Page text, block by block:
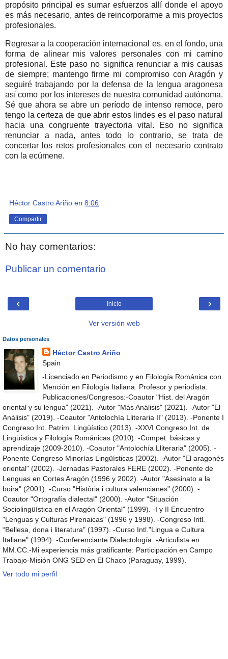
propósito principal es sumar esfuerzos allí donde el apoyo
es más necesario, antes de reincorporarme a mis proyectos
profesionales.
Regresar a la cooperación internacional es, en el fondo, una
forma de alinear mis valores personales con mi camino
profesional. Este paso no significa renunciar a mis causas
de siempre; mantengo firme mi compromiso con Aragón y
seguiré trabajando por la defensa de la lengua aragonesa
así como por los intereses de nuestra comunidad autónoma.
Sé que ahora se abre un período de intenso remoce, pero
tengo la certeza de que abrir estos lindes es el paso natural
hacia una congruente trayectoria vital. Eso no significa
renunciar a nada, antes todo lo contrario, se trata de
concertar los retos profesionales con el necesario contrato
con la ecúmene.
Héctor Castro Ariño en 8:06
Compartir
No hay comentarios:
Publicar un comentario
‹ ›
Inicio
Ver versión web
Datos personales
Héctor Castro Ariño
Spain
-Licenciado en Periodismo y en Filología Románica con
Mención en Filología Italiana. Profesor y periodista.
Publicaciones/Congresos:-Coautor "Hist. del Aragón
oriental y su lengua" (2021). -Autor "Más Análisis" (2021). -Autor "El
Análisis" (2019). -Coautor "Antolochía Lliteraria II" (2013). -Ponente I
Congreso Int. Patrim. Lingüístico (2013). -XXVI Congreso Int. de
Lingüística y Filología Románicas (2010). -Compet. básicas y
aprendizaje (2009-2010). -Coautor "Antolochía Lliteraria" (2005). -
Ponente Congreso Minorías Lingüísticas (2002). -Autor "El aragonés
oriental" (2002). -Jornadas Pastorales FERE (2002). -Ponente de
Lenguas en Cortes Aragón (1996 y 2002). -Autor "Asesinato a la
boira" (2001). -Curso "Història i cultura valencianes" (2000). -
Coautor "Ortografía dialectal" (2000). -Autor "Situación
Sociolingüística en el Aragón Oriental" (1999). -I y II Encuentro
"Lenguas y Culturas Pirenaicas" (1996 y 1998). -Congreso Intl.
“Bellesa, dona i literatura" (1997). -Curso Intl."Lingua e Cultura
Italiane" (1994). -Conferenciante Dialectología. -Articulista en
MM.CC.-Mi experiencia más gratificante: Participación en Campo
Trabajo-Misión ONG SED en El Chaco (Paraguay, 1999).
Ver todo mi perfil